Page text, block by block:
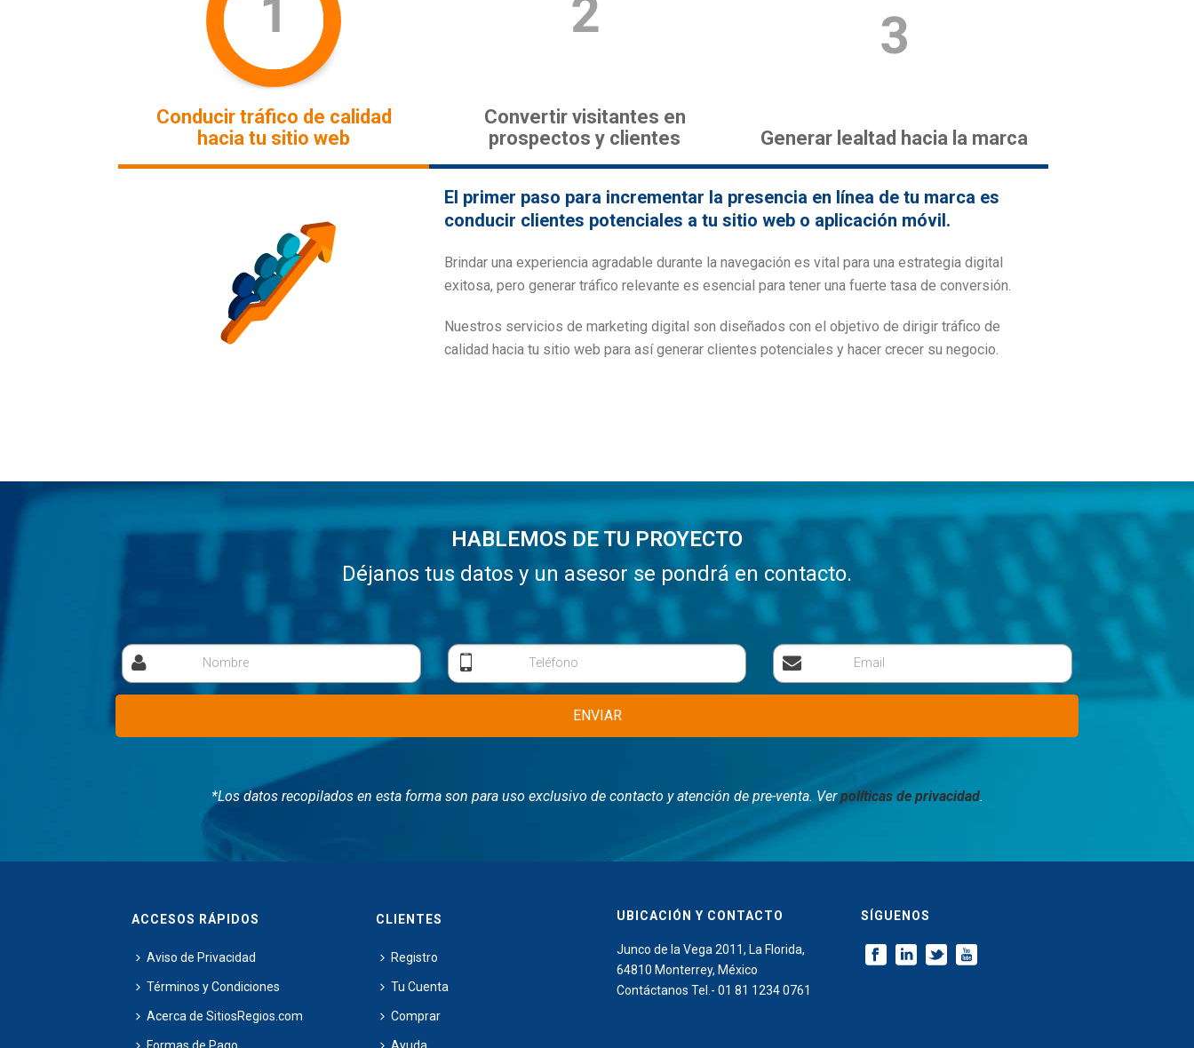
Conducir tráfico de calidad
hacia tu sitio web
Convertir visitantes en
prospectos y clientes
Generar lealtad hacia la marca
El primer paso para incrementar la presencia en línea de tu marca es
conducir clientes potenciales a tu sitio web o aplicación móvil.
Brindar una experiencia agradable durante la navegación es vital para una estrategia digital
exitosa, pero generar tráfico relevante es esencial para tener una fuerte tasa de conversión.
Nuestros servicios de marketing digital son diseñados con el objetivo de dirigir tráfico de
calidad hacia tu sitio web para así generar clientes potenciales y hacer crecer su negocio.
HABLEMOS DE TU PROYECTO
Déjanos tus datos y un asesor se pondrá en contacto.
Nombre Teléfono Email
ENVIAR
*Los datos recopilados en esta forma son para uso exclusivo de contacto y atención de pre-venta. Verpolíticas de privacidad.
ACCESOS RÁPIDOS
Aviso de Privacidad
Términos y Condiciones
Acerca de SitiosRegios.com
Formas de Pago
CLIENTES
Registro
Tu Cuenta
Comprar
Ayuda
UBICACIÓN Y CONTACTO
Junco de la Vega 2011, La Florida,
64810 Monterrey, México
Contáctanos Tel.- 01 81 1234 0761
SÍGUENOS